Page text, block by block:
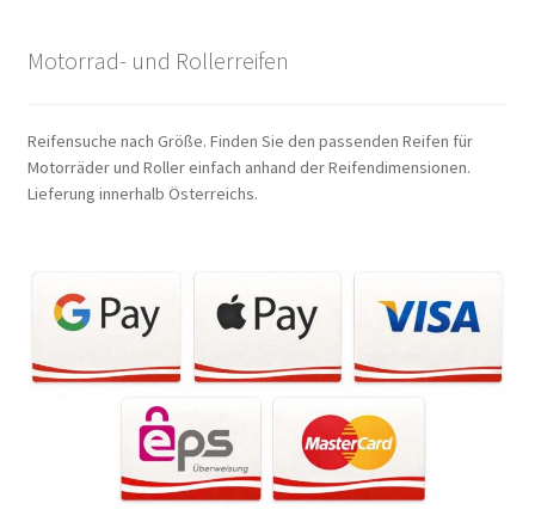
Motorrad- und Rollerreifen
Reifensuche nach Größe. Finden Sie den passenden Reifen für
Motorräder und Roller einfach anhand der Reifendimensionen.
Lieferung innerhalb Österreichs.